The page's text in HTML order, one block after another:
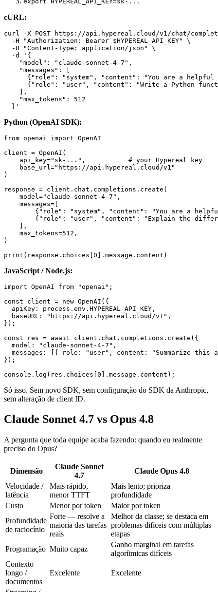
cURL:
curl -X POST https://api.hypereal.cloud/v1/chat/
  -H "Authorization: Bearer $HYPEREAL_API_KEY" \
  -H "Content-Type: application/json" \
  -d '{
    "model": "claude-sonnet-4-7",
    "messages": [
{"role": "system", "content": "You are a helpful
{"role": "user", "content": "Write a Python
    ],
    "max_tokens": 512
Python (OpenAI SDK):
from openai import OpenAI
client = OpenAI(
    api_key="sk-...",           # your Hypereal key
    base_url="https://api.hypereal.cloud/v1"
)
response = client.chat.completions.create(
    model="claude-sonnet-4-7",
    messages=[
{"role": "system", "content": "You are a
{"role": "user", "content": "Explain the
    ],
    max_tokens=512,
)
JavaScript / Node.js:
import OpenAI from "openai";
const client = new OpenAI({
  apiKey: process.env.HYPEREAL_API_KEY,
  baseURL: "https://api.hypereal.cloud/v1",
});
const res = await client.chat.completions.create({
  model: "claude-sonnet-4-7",
messages: [{ role: "user", content: "Summarize this
});
Só isso. Sem novo SDK, sem configuração do SDK da Anthropic,
sem alteração de client ID.
Claude Sonnet 4.7 vs Opus 4.8
A pergunta que toda equipe acaba fazendo: quando eu realmente
preciso do Opus?
Dimensão
Claude Sonnet
4.7
Claude Opus 4.8
Velocidade /
latência
Mais rápido,
menor TTFT
Mais lento; prioriza
profundidade
Custo
Menor por token
Maior por token
Profundidade
de raciocínio
Forte — resolve a
maioria das tarefas
reais
Melhor da classe; se destaca em
problemas difíceis com múltiplas
etapas
Programação Muito capaz
Ganho marginal em tarefas
algorítmicas difíceis
Contexto
longo /
documentos
Excelente Excelente